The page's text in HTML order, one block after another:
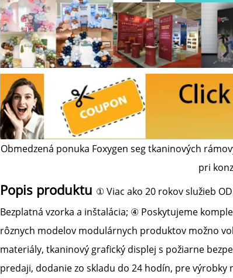
Obmedzená ponuka Foxygen seg tkaninových
pri
Popis produktu ① Viac ako 20 rokov služieb
Bezplatná vzorka a inštalácia; ④ Poskytujeme
rôznych modelov modulárnych produktov možno
materiály, tkaninový grafický displej s požiarne
predaji, dodanie zo skladu do 24 hodín, pre